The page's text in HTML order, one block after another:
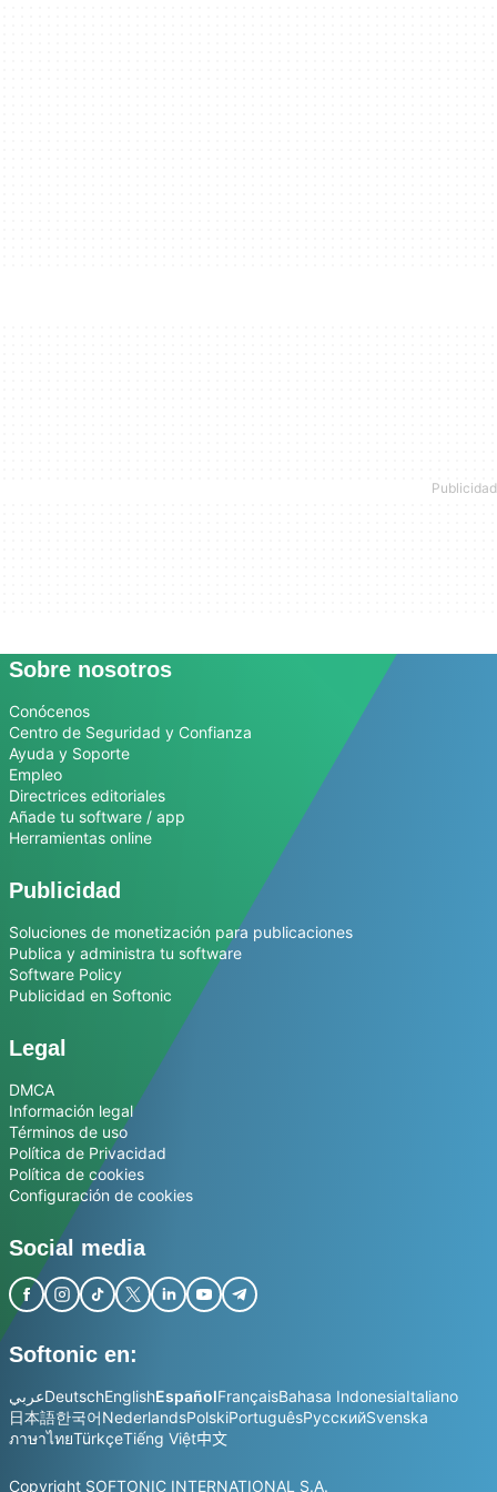
Sobre nosotros
Conócenos
Centro de Seguridad y Confianza
Ayuda y Soporte
Empleo
Directrices editoriales
Añade tu software / app
Herramientas online
Publicidad
Soluciones de monetización para publicaciones
Publica y administra tu software
Software Policy
Publicidad en Softonic
Legal
DMCA
Información legal
Términos de uso
Política de Privacidad
Política de cookies
Configuración de cookies
Social media
Softonic en:
عربيDeutschEnglishEspañolFrançaisBahasa IndonesiaItaliano
日本語한국어NederlandsPolskiPortuguêsРусскийSvenska
ภาษาไทยTürkçeTiếng Việt中文
Copyright SOFTONIC INTERNATIONAL S.A.